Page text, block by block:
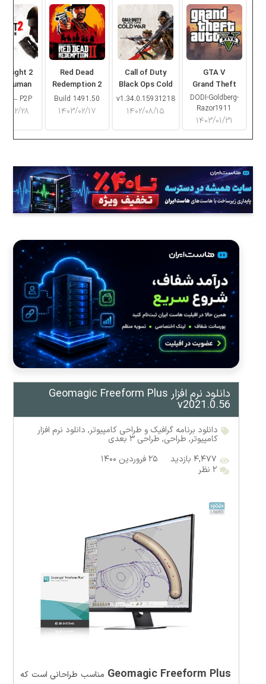
GTA V
Grand Theft
Auto V
DODI-Goldberg-
Razor1911
۱۴۰۳/۰۱/۳۱
Call of Duty
Black Ops Cold
War
v1.34.0.15931218
۱۴۰۲/۰۸/۱۵
Red Dead
Redemption 2
Build 1491.50
۱۴۰۳/۰۲/۱۷
Light 2
Human
– P2P
۱۴۰۳/
دانلود نرم افزار Geomagic Freeform Plus
v2021.0.56
دانلود برنامه گرافیک و طراحی کامپیوتر, دانلود نرم افزار
کامپیوتر, طراحی, طراحی ۳ بعدی
۴,۴۷۷ بازدید
۲۵ فروردین ۱۴۰۰
۲ نظر
Geomagic Freeform Plus مناسب طراحانی است که